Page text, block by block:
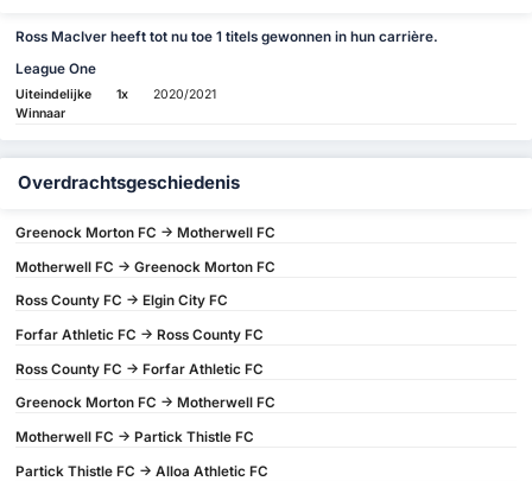
Ross MacIver heeft tot nu toe 1 titels gewonnen in hun carrière.
League One
Uiteindelijke
Winnaar
1x 2020/2021
Overdrachtsgeschiedenis
Greenock Morton FC -> Motherwell FC
Motherwell FC -> Greenock Morton FC
Ross County FC -> Elgin City FC
Forfar Athletic FC -> Ross County FC
Ross County FC -> Forfar Athletic FC
Greenock Morton FC -> Motherwell FC
Motherwell FC -> Partick Thistle FC
Partick Thistle FC -> Alloa Athletic FC